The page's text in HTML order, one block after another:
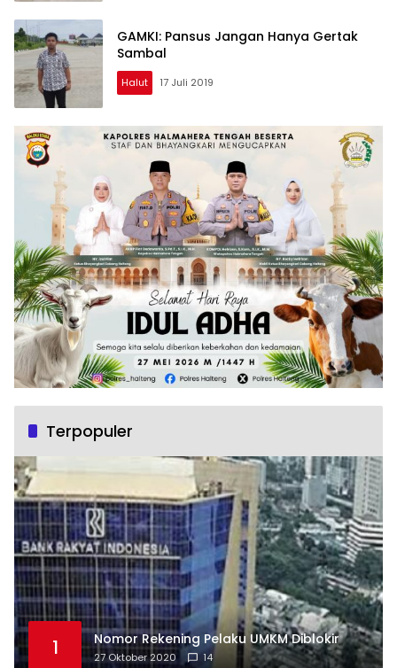
GAMKI: Pansus Jangan Hanya Gertak
Sambal
Halut 17 Juli 2019
Terpopuler
1 Nomor Rekening Pelaku UMKM Diblokir
27 Oktober 2020 14